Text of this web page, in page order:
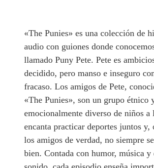
«The Punies» es una colección de
audio con guiones donde
llamado Puny Pete. Pete es
decidido, pero manso e inseguro
fracaso. Los amigos de Pete,
«The Punies», son un grupo étnico
emocionalmente diverso de niños a
encanta practicar deportes juntos y,
los amigos de verdad, no siempre
bien. Contada con humor, música y